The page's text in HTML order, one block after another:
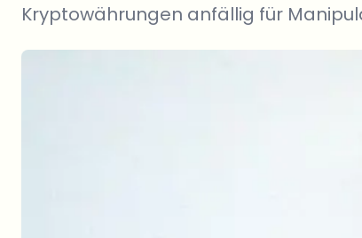
Kryptowährungen anfällig für